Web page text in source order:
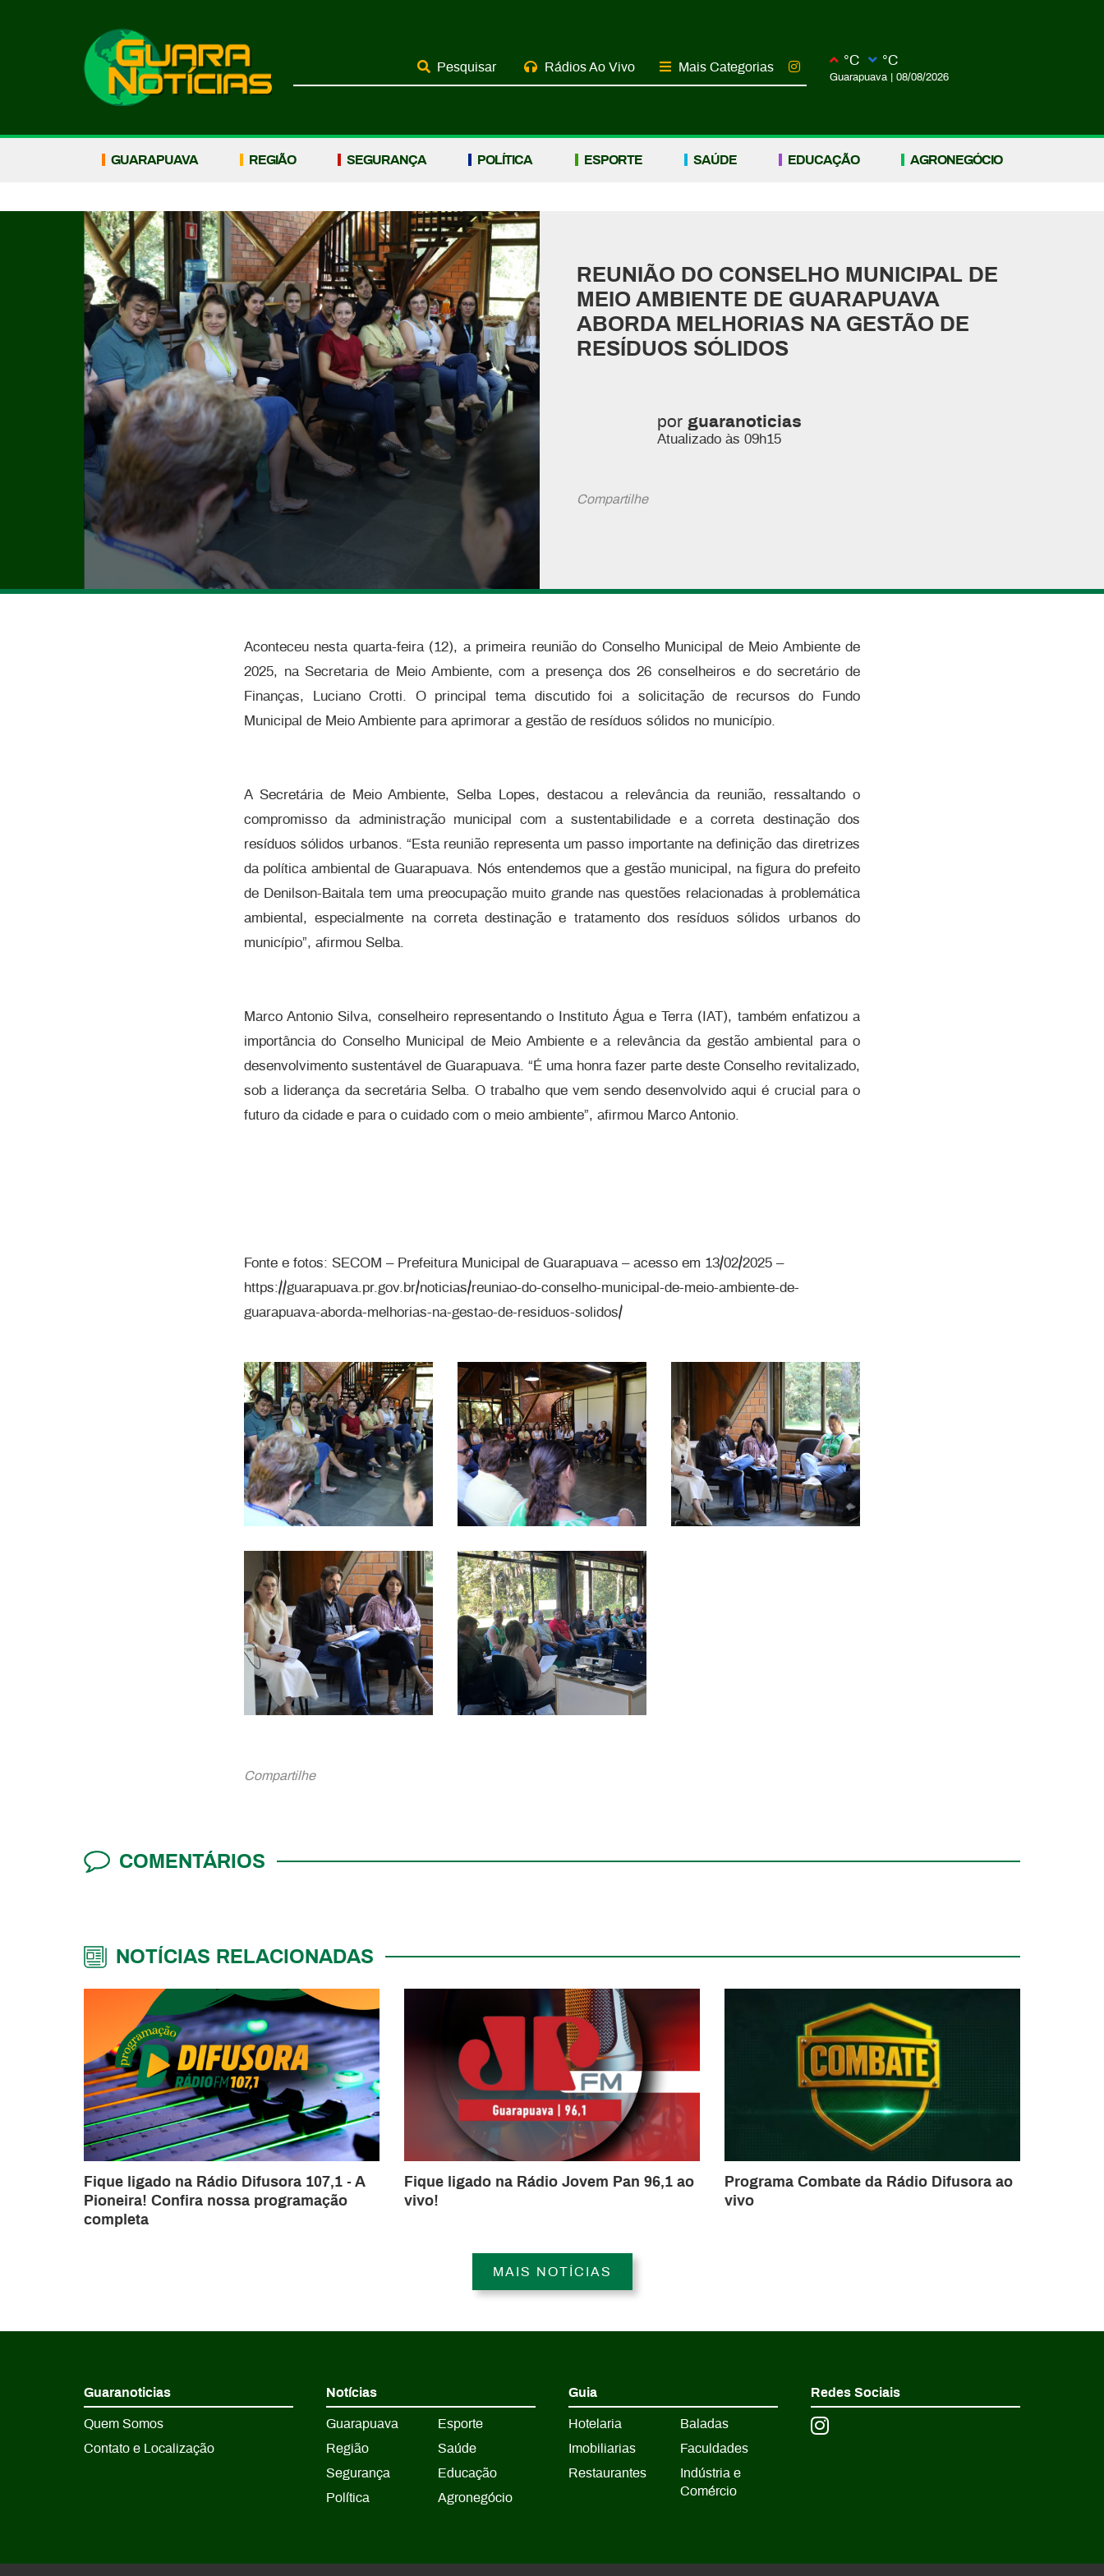
Rádios Ao Vivo Mais Categorias °C °C
Guarapuava 08/08/2026
GUARAPUAVA REGIÃO SEGURANÇA POLÍTICA ESPORTE SAÚDE EDUCAÇÃO AGRONEGÓCIO
REUNIÃO DO CONSELHO MUNICIPAL DE
MEIO AMBIENTE DE GUARAPUAVA
ABORDA MELHORIAS NA GESTÃO DE
RESÍDUOS SÓLIDOS
por guaranoticias
Atualizado às 09h15
Compartilhe
Aconteceu nesta quarta-feira (12), a primeira reunião do Conselho Municipal de Meio Ambiente de
2025, na Secretaria de Meio Ambiente, com a presença dos 26 conselheiros e do secretário de
Finanças, Luciano Crotti. O principal tema discutido foi a solicitação de recursos do Fundo
Municipal de Meio Ambiente para aprimorar a gestão de resíduos sólidos no município.
A Secretária de Meio Ambiente, Selba Lopes, destacou a relevância da reunião, ressaltando o
compromisso da administração municipal com a sustentabilidade e a correta destinação dos
resíduos sólidos urbanos. “Esta reunião representa um passo importante na definição das diretrizes
da política ambiental de Guarapuava. Nós entendemos que a gestão municipal, na figura do prefeito
de Denilson-Baitala tem uma preocupação muito grande nas questões relacionadas à problemática
ambiental, especialmente na correta destinação e tratamento dos resíduos sólidos urbanos do
município”, afirmou Selba.
Marco Antonio Silva, conselheiro representando o Instituto Água e Terra (IAT), também enfatizou a
importância do Conselho Municipal de Meio Ambiente e a relevância da gestão ambiental para o
desenvolvimento sustentável de Guarapuava. “É uma honra fazer parte deste Conselho revitalizado,
sob a liderança da secretária Selba. O trabalho que vem sendo desenvolvido aqui é crucial para o
futuro da cidade e para o cuidado com o meio ambiente”, afirmou Marco Antonio.
Fonte e fotos: SECOM – Prefeitura Municipal de Guarapuava – acesso em 13/02/2025 –
https://guarapuava.pr.gov.br/noticias/reuniao-do-conselho-municipal-de-meio-ambiente-de-
guarapuava-aborda-melhorias-na-gestao-de-residuos-solidos/
Compartilhe
COMENTÁRIOS
NOTÍCIAS RELACIONADAS
Fique ligado na Rádio Difusora 107,1 - A
Pioneira! Confira nossa programação
completa
Fique ligado na Rádio Jovem Pan 96,1 ao
vivo!
Programa Combate da Rádio Difusora ao
vivo
MAIS NOTÍCIAS
Guaranoticias
Quem Somos
Contato e Localização
Notícias
Guarapuava
Região
Segurança
Política
Esporte
Saúde
Educação
Agronegócio
Guia
Hotelaria
Imobiliarias
Restaurantes
Baladas
Faculdades
Indústria e
Comércio
Redes Sociais